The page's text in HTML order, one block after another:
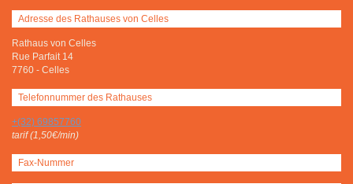
Adresse des Rathauses von Celles
Rathaus von Celles
Rue Parfait 14
7760 - Celles
Telefonnummer des Rathauses
+(32) 69857760
tarif (1,50€/min)
Fax-Nummer